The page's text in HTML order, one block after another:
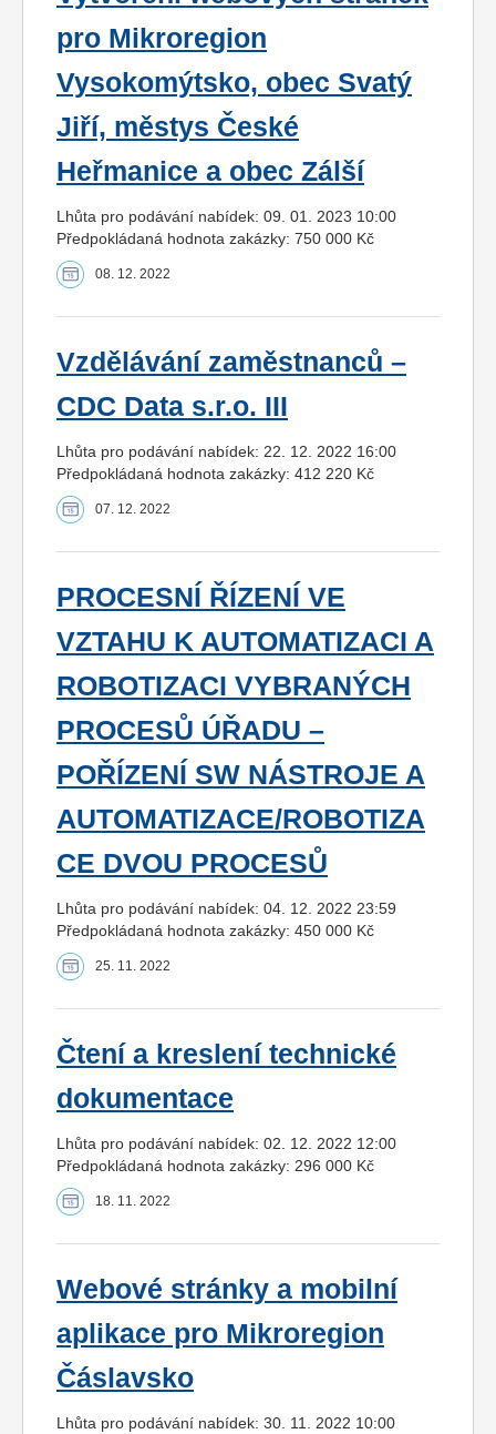
pro Mikroregion
Vysokomýtsko, obec Svatý
Jiří, městys České
Heřmanice a obec Zálší
Lhůta pro podávání nabídek: 09. 01. 2023 10:00
Předpokládaná hodnota zakázky: 750 000 Kč
08. 12. 2022
Vzdělávání zaměstnanců –
CDC Data s.r.o. III
Lhůta pro podávání nabídek: 22. 12. 2022 16:00
Předpokládaná hodnota zakázky: 412 220 Kč
07. 12. 2022
PROCESNÍ ŘÍZENÍ VE
VZTAHU K AUTOMATIZACI A
ROBOTIZACI VYBRANÝCH
PROCESŮ ÚŘADU –
POŘÍZENÍ SW NÁSTROJE A
AUTOMATIZACE/ROBOTIZA
CE DVOU PROCESŮ
Lhůta pro podávání nabídek: 04. 12. 2022 23:59
Předpokládaná hodnota zakázky: 450 000 Kč
25. 11. 2022
Čtení a kreslení technické
dokumentace
Lhůta pro podávání nabídek: 02. 12. 2022 12:00
Předpokládaná hodnota zakázky: 296 000 Kč
18. 11. 2022
Webové stránky a mobilní
aplikace pro Mikroregion
Čáslavsko
Lhůta pro podávání nabídek: 30. 11. 2022 10:00